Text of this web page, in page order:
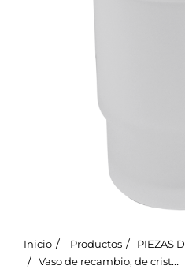
Inicio Productos
PIEZAS
Vaso de recambio, de cristal de leche